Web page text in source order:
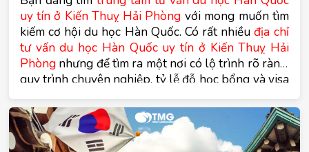
uy tín ở Kiến Thuỵ Hải Phòng với mong muốn tìm
kiếm cơ hội du học Hàn Quốc. Có rất nhiều địa chỉ
tư vấn du học Hàn Quốc uy tín ở Kiến Thuỵ Hải
Phòng nhưng để tìm ra một nơi có lộ trình rõ ràng,
quy trình chuyên nghiệp, tỷ lễ đỗ học bổng và visa
cao thì không hề nhiều. Các bạn có thể tham khảo
một số nơi tư vấn du học Hàn Quốc uy tín ở Kiến
Thuỵ Hải Phòng trong bài viết dưới đây của trung
tâm tư vấn du học Hàn Quốc Tomato.